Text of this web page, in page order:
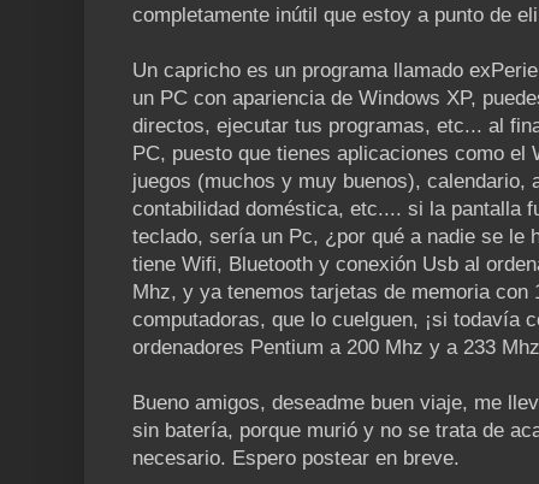
completamente inútil que estoy a punto de
Un capricho es un programa llamado
un PC con apariencia de Windows XP,
directos, ejecutar tus programas, etc... al
PC, puesto que tienes aplicaciones como el
juegos (muchos y muy buenos), calendario,
contabilidad doméstica, etc.... si la pantalla
teclado, sería un Pc, ¿por qué a nadie se le
tiene Wifi, Bluetooth y conexión Usb al
Mhz, y ya tenemos tarjetas de memoria con
computadoras, que lo cuelguen, ¡si todavía
ordenadores Pentium a 200 Mhz y a 233
Bueno amigos, deseadme buen viaje, me
sin batería, porque murió y no se trata de
necesario. Espero postear en breve.